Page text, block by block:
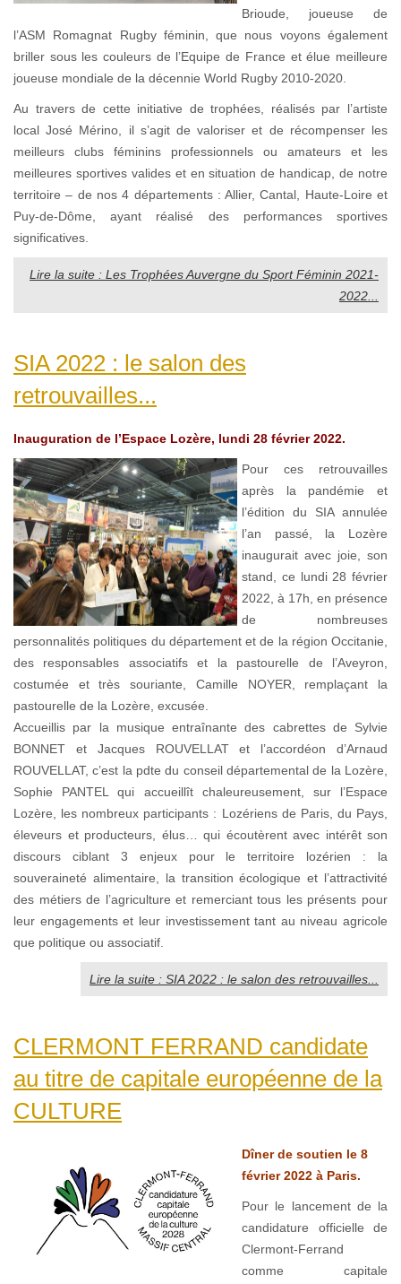
Brioude, joueuse de
l’ASM Romagnat Rugby féminin, que nous voyons également
briller sous les couleurs de l’Equipe de France et élue meilleure
joueuse mondiale de la décennie World Rugby 2010-2020.
Au travers de cette initiative de trophées, réalisés par l’artiste
local José Mérino, il s’agit de valoriser et de récompenser les
meilleurs clubs féminins professionnels ou amateurs et les
meilleures sportives valides et en situation de handicap, de notre
territoire – de nos 4 départements : Allier, Cantal, Haute-Loire et
Puy-de-Dôme, ayant réalisé des performances sportives
significatives.
Lire la suite : Les Trophées Auvergne du Sport Féminin 2021-
2022...
SIA 2022 : le salon des
retrouvailles...
Inauguration de l’Espace Lozère, lundi 28 février 2022.
Pour ces retrouvailles
après la pandémie et
l’édition du SIA annulée
l’an passé, la Lozère
inaugurait avec joie, son
stand, ce lundi 28 février
2022, à 17h, en présence
de nombreuses
personnalités politiques du département et de la région Occitanie,
des responsables associatifs et la pastourelle de l’Aveyron,
costumée et très souriante, Camille NOYER, remplaçant la
pastourelle de la Lozère, excusée.
Accueillis par la musique entraînante des cabrettes de Sylvie
BONNET et Jacques ROUVELLAT et l’accordéon d’Arnaud
ROUVELLAT, c’est la pdte du conseil départemental de la Lozère,
Sophie PANTEL qui accueillît chaleureusement, sur l’Espace
Lozère, les nombreux participants : Lozériens de Paris, du Pays,
éleveurs et producteurs, élus… qui écoutèrent avec intérêt son
discours ciblant 3 enjeux pour le territoire lozérien : la
souveraineté alimentaire, la transition écologique et l’attractivité
des métiers de l’agriculture et remerciant tous les présents pour
leur engagements et leur investissement tant au niveau agricole
que politique ou associatif.
Lire la suite : SIA 2022 : le salon des retrouvailles...
CLERMONT FERRAND candidate
au titre de capitale européenne de la
CULTURE
Dîner de soutien le 8
février 2022 à Paris.
Pour le lancement de la
candidature officielle de
Clermont-Ferrand
comme capitale